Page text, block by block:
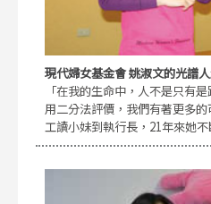
現代婦女基金會 姚淑文的光譜
「在我的生命中，人不是只有
用二分法評價，我們有著更多
工讀小妹到執行長，21年來她